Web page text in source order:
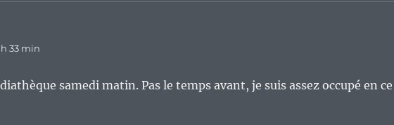
33 min
samedi matin. Pas le temps avant, je suis assez occupé en ce